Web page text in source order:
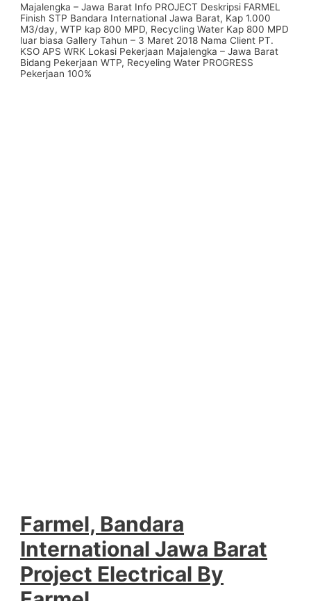
Majalengka – Jawa Barat Info PROJECT Deskripsi FARMEL
Finish STP Bandara International Jawa Barat, Kap 1.000
M3/day, WTP kap 800 MPD, Recycling Water Kap 800 MPD
luar biasa Gallery Tahun – 3 Maret 2018 Nama Client PT.
KSO APS WRK Lokasi Pekerjaan Majalengka – Jawa Barat
Bidang Pekerjaan WTP, Recyeling Water PROGRESS
Pekerjaan 100%
Farmel, Bandara
International Jawa Barat
Project Electrical By